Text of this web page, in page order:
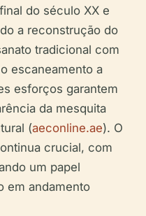
do século XX e
a reconstrução do
tradicional com
escaneamento a
esforços garantem
da mesquita
(aeconline.ae). O
crucial, com
um papel
em andamento